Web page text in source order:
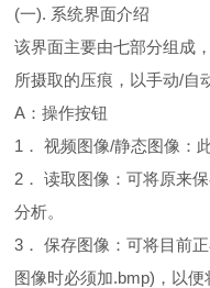
(一). 系统界面介绍
该界面主要由七部分组成
所摄取的压痕，以手动/自
A：操作按钮
1． 视频图像/静态图像：
2． 读取图像：可将原来
分析。
3． 保存图像：可将目前
图像时必须加.bmp)，以便